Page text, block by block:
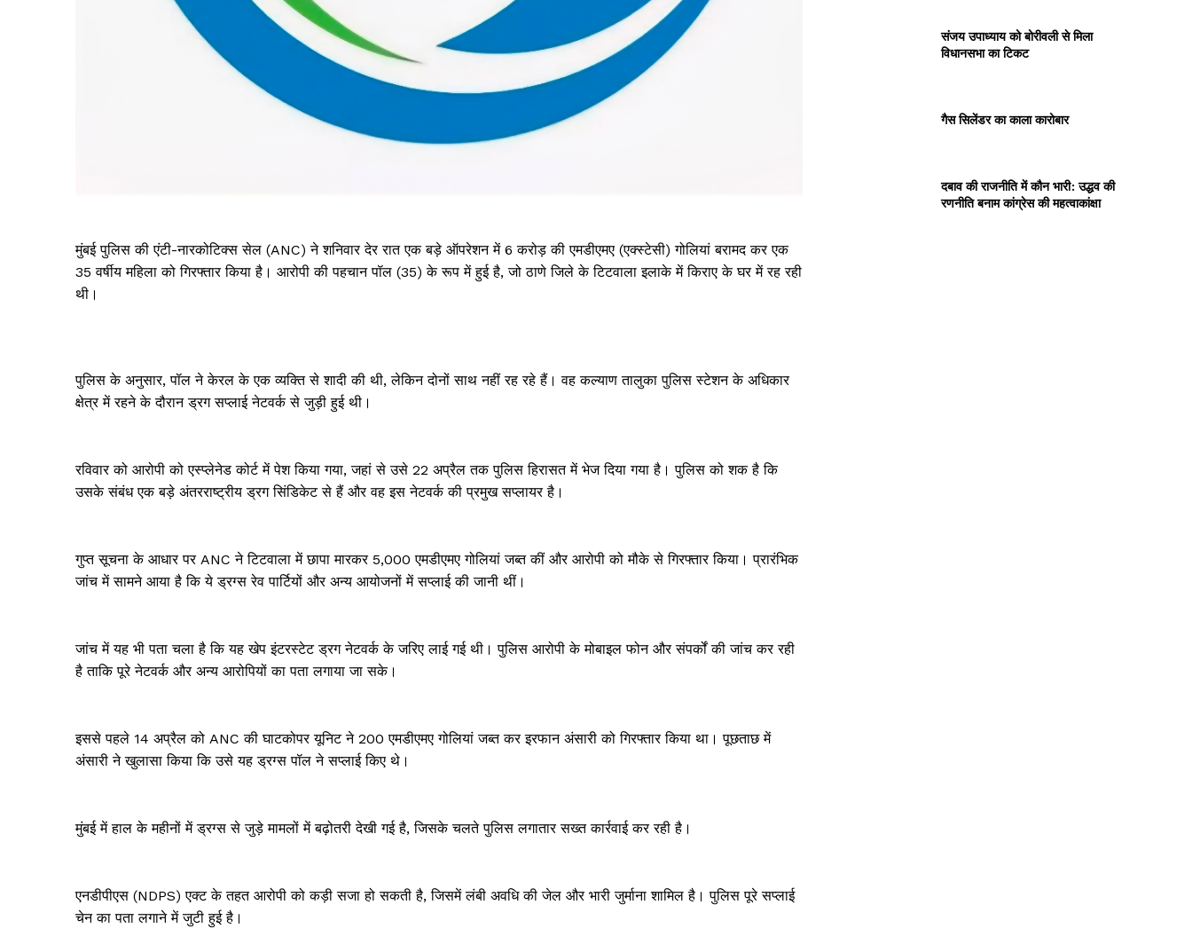
मुंबई पुलिस की एंटी-नारकोटिक्स सेल (ANC) ने शनिवार देर रात एक बड़े ऑपरेशन में ₹6 करोड़ की एमडीएमए (एक्स्टेसी) गोलियां बरामद कर एक
35 वर्षीय महिला को गिरफ्तार किया है। आरोपी की पहचान पॉल (35) के रूप में हुई है, जो ठाणे जिले के टिटवाला इलाके में किराए के घर में रह रही
थी।
पुलिस के अनुसार, पॉल ने केरल के एक व्यक्ति से शादी की थी, लेकिन दोनों साथ नहीं रह रहे हैं। वह कल्याण तालुका पुलिस स्टेशन के अधिकार
क्षेत्र में रहने के दौरान ड्रग सप्लाई नेटवर्क से जुड़ी हुई थी।
रविवार को आरोपी को एस्प्लेनेड कोर्ट में पेश किया गया, जहां से उसे 22 अप्रैल तक पुलिस हिरासत में भेज दिया गया है। पुलिस को शक है कि
उसके संबंध एक बड़े अंतरराष्ट्रीय ड्रग सिंडिकेट से हैं और वह इस नेटवर्क की प्रमुख सप्लायर है।
गुप्त सूचना के आधार पर ANC ने टिटवाला में छापा मारकर 5,000 एमडीएमए गोलियां जब्त कीं और आरोपी को मौके से गिरफ्तार किया। प्रारंभिक
जांच में सामने आया है कि ये ड्रग्स रेव पार्टियों और अन्य आयोजनों में सप्लाई की जानी थीं।
जांच में यह भी पता चला है कि यह खेप इंटरस्टेट ड्रग नेटवर्क के जरिए लाई गई थी। पुलिस आरोपी के मोबाइल फोन और संपर्कों की जांच कर रही
है ताकि पूरे नेटवर्क और अन्य आरोपियों का पता लगाया जा सके।
इससे पहले 14 अप्रैल को ANC की घाटकोपर यूनिट ने 200 एमडीएमए गोलियां जब्त कर इरफान अंसारी को गिरफ्तार किया था। पूछताछ में
अंसारी ने खुलासा किया कि उसे यह ड्रग्स पॉल ने सप्लाई किए थे।
मुंबई में हाल के महीनों में ड्रग्स से जुड़े मामलों में बढ़ोतरी देखी गई है, जिसके चलते पुलिस लगातार सख्त कार्रवाई कर रही है।
एनडीपीएस (NDPS) एक्ट के तहत आरोपी को कड़ी सजा हो सकती है, जिसमें लंबी अवधि की जेल और भारी जुर्माना शामिल है। पुलिस पूरे सप्लाई
चेन का पता लगाने में जुटी हुई है।
संजय उपाध्याय को बोरीवली से मिला
विधानसभा का टिकट
गैस सिलेंडर का काला कारोबार
दबाव की राजनीति में कौन भारी: उद्धव की
रणनीति बनाम कांग्रेस की महत्वाकांक्षा